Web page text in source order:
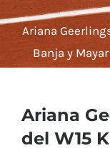
Ariana
Banja y
Ariana
del W15